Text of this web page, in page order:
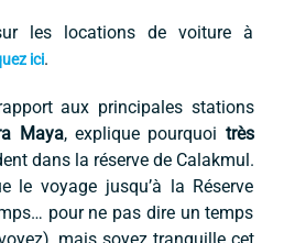
les locations de voiture à
ici.
aux principales stations
Maya, explique pourquoi très
dans la réserve de Calakmul.
le voyage jusqu’à la Réserve
pour ne pas dire un temps